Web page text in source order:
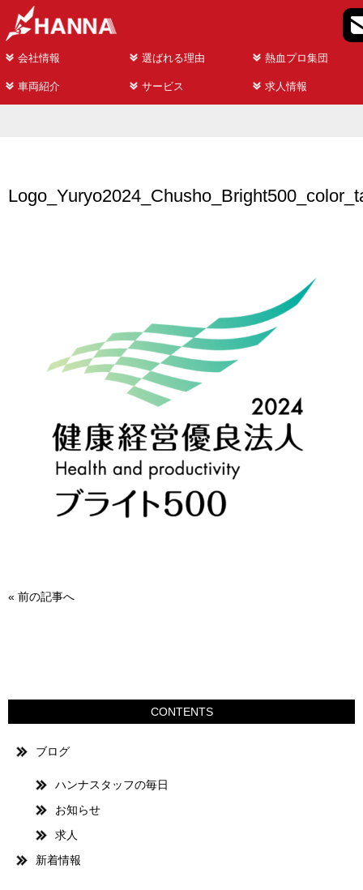
会社情報 選ばれる理由 熱血プロ集団
車両紹介 サービス 求人情報
« 前の記事へ
CONTENTS
ブログ
ハンナスタッフの毎日
お知らせ
求人
新着情報